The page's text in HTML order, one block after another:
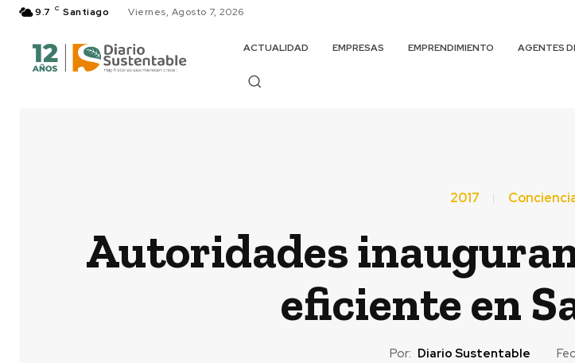
9.7 C Santiago Viernes, Agosto 7, 2026
ACTUALIDAD EMPRESAS EMPRENDIMIENTO AGENTES
2017
Autoridades
eficiente en
Por: Diario Sustentable